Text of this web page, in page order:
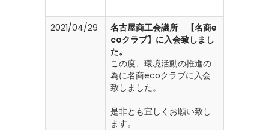
2021/04/29
名古屋商工会議所 【名商e
coクラブ】に入会致しまし
た。
この度、環境活動の推進の
為に名商ecoクラブに入会
致しました。
是非とも宜しくお願い致し
ます。